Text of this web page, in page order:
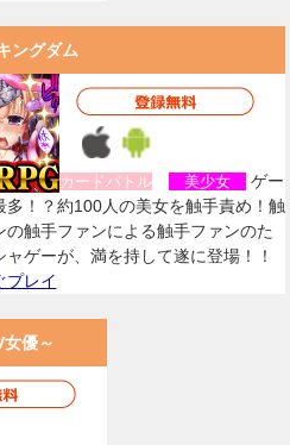
ングダム
カードバトル 美少女
ゲー
多！？約100人の美女を触手責め！触
の触手ファンによる触手ファンのた
ャゲーが、満を持して遂に登場！！
プレイ
優～